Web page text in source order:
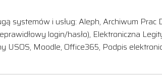
systemów i usług: Aleph, Archiwum
login/hasło), Elektroniczna
USOS, Moodle, Office365, Podpis